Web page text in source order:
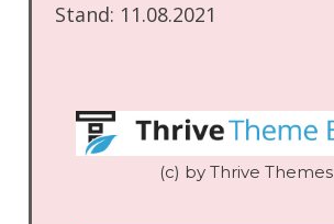
(c) by Thrive Themes
Stand: 11.08.2021